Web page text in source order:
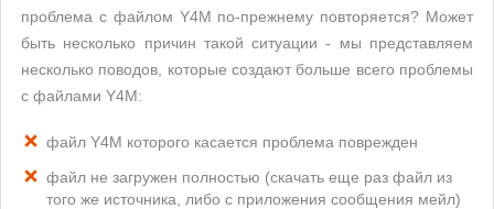
проблема с файлом Y4M по-прежнему повторяется? Может
быть несколько причин такой ситуации - мы представляем
несколько поводов, которые создают больше всего проблемы
с файлами Y4M:
файл Y4M которого касается проблема поврежден
файл не загружен полностью (скачать еще раз файл из
того же источника, либо с приложения сообщения мейл)